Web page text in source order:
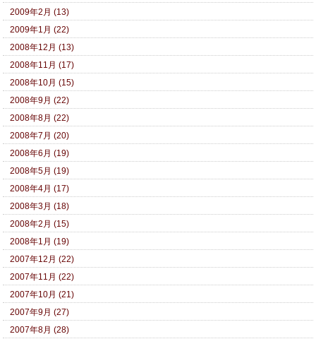
2009年2月 (13)
2009年1月 (22)
2008年12月 (13)
2008年11月 (17)
2008年10月 (15)
2008年9月 (22)
2008年8月 (22)
2008年7月 (20)
2008年6月 (19)
2008年5月 (19)
2008年4月 (17)
2008年3月 (18)
2008年2月 (15)
2008年1月 (19)
2007年12月 (22)
2007年11月 (22)
2007年10月 (21)
2007年9月 (27)
2007年8月 (28)